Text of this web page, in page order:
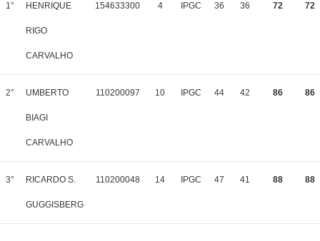
1° HENRIQUE
RIGO
CARVALHO
154633300 4 IPGC 36 36 72 72
2° UMBERTO
BIAGI
CARVALHO
110200097 10 IPGC 44 42 86 86
3° RICARDO S.
GUGGISBERG
110200048 14 IPGC 47 41 88 88